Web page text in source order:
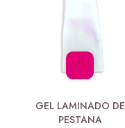
GEL LAMINADO DE
PESTANA